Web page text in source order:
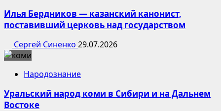
Илья Бердников — казанский канонист,
поставивший церковь над государством
Сергей Синенко 29.07.2026
Народознание
Уральский народ коми в Сибири и на Дальнем
Востоке